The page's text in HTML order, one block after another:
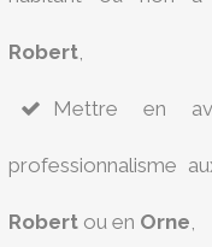
Robert,
Mettre en
professionnalisme
Robert ou en Orne,